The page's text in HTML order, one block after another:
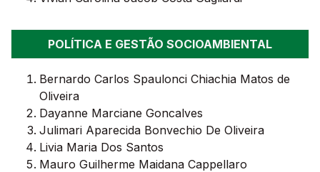
POLÍTICA E GESTÃO SOCIOAMBIENTAL
Bernardo Carlos Spaulonci Chiachia Matos de
Oliveira
Dayanne Marciane Goncalves
Julimari Aparecida Bonvechio De Oliveira
Livia Maria Dos Santos
Mauro Guilherme Maidana Cappellaro